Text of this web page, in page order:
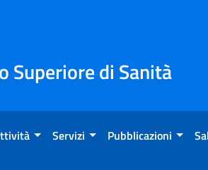
Superiore di Sanità
Servizi Pubblicazioni